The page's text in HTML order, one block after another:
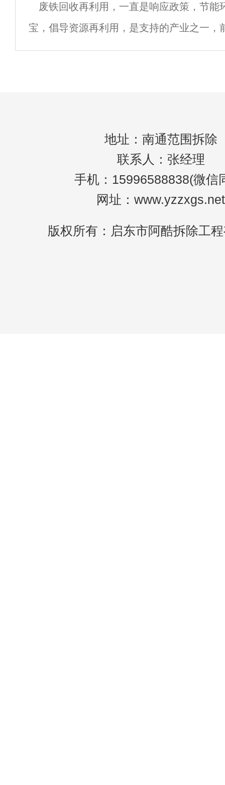
楼拆除类型和解决方案介绍，接下来我们将
芜湖拆除公司一起了解。办公楼拆除类型及
决
废铁回收再利用，一直是响应政策，节能
宝，倡导资源再利用，是支持的产业之一，
南京物资回收轻薄料废铁回收处理方法主要
地址：南通范围拆除
联系人：张经理
手机：15996588838(微信
网址：www.yzzxgs.net
版权所有：启东市阿酷拆除工